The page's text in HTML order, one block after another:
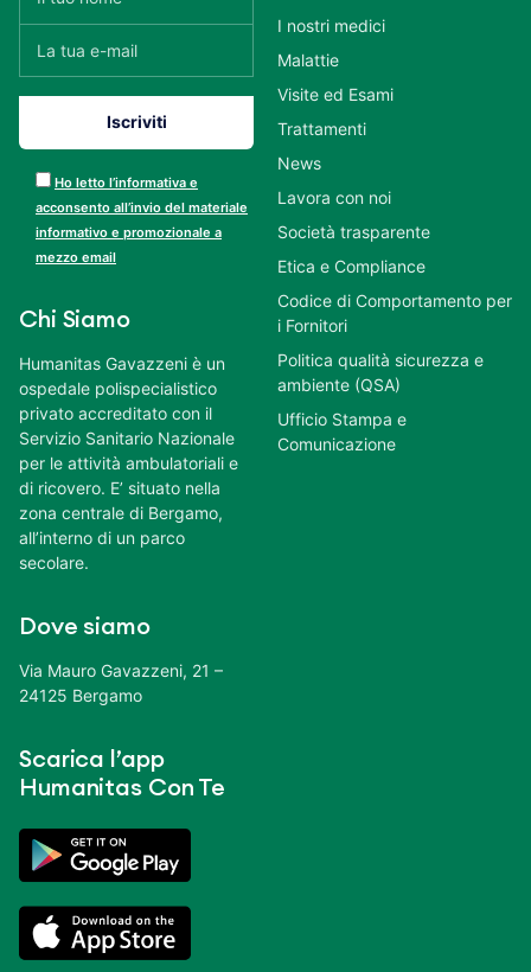
Ho letto l’informativa e
acconsento all’invio del materiale
informativo e promozionale a
mezzo email
Chi Siamo
Humanitas Gavazzeni è un
ospedale polispecialistico
privato accreditato con il
Servizio Sanitario Nazionale
per le attività ambulatoriali e
di ricovero. E’ situato nella
zona centrale di Bergamo,
all’interno di un parco
secolare.
Dove siamo
Via Mauro Gavazzeni, 21 –
24125 Bergamo
Scarica l’app
Humanitas Con Te
I nostri medici
Malattie
Visite ed Esami
Trattamenti
News
Lavora con noi
Società trasparente
Etica e Compliance
Codice di Comportamento per
i Fornitori
Politica qualità sicurezza e
ambiente (QSA)
Ufficio Stampa e
Comunicazione